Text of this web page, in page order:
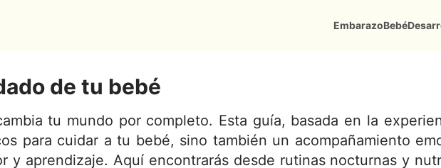
EmbarazoBebé
de tu bebé
tu mundo por completo. Esta guía, basada en la
para cuidar a tu bebé, sino también un acompañamiento
y aprendizaje. Aquí encontrarás desde rutinas nocturnas y